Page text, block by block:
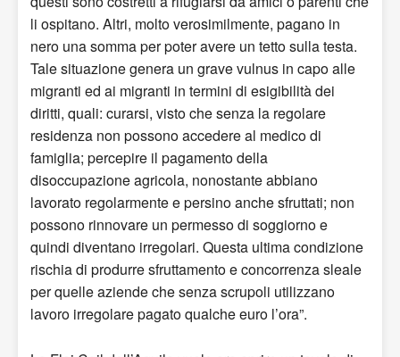
li ospitano. Altri, molto verosimilmente, pagano in
nero una somma per poter avere un tetto sulla testa.
Tale situazione genera un grave vulnus in capo alle
migranti ed ai migranti in termini di esigibilità dei
diritti, quali: curarsi, visto che senza la regolare
residenza non possono accedere al medico di
famiglia; percepire il pagamento della
disoccupazione agricola, nonostante abbiano
lavorato regolarmente e persino anche sfruttati; non
possono rinnovare un permesso di soggiorno e
quindi diventano irregolari. Questa ultima condizione
rischia di produrre sfruttamento e concorrenza sleale
per quelle aziende che senza scrupoli utilizzano
lavoro irregolare pagato qualche euro l’ora”.